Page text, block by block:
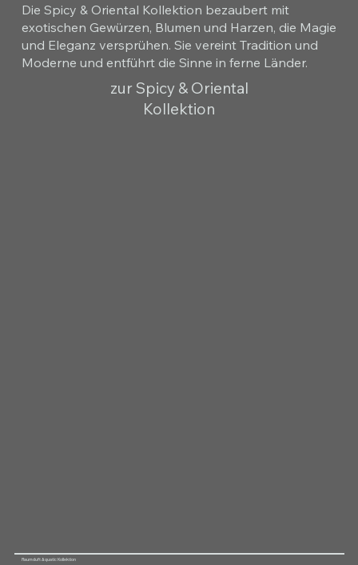
Die Spicy & Oriental Kollektion bezaubert mit
exotischen Gewürzen, Blumen und Harzen, die Magie
und Eleganz versprühen. Sie vereint Tradition und
Moderne und entführt die Sinne in ferne Länder.
zur Spicy & Oriental
Kollektion
Raumduft Aquatic Kollektion